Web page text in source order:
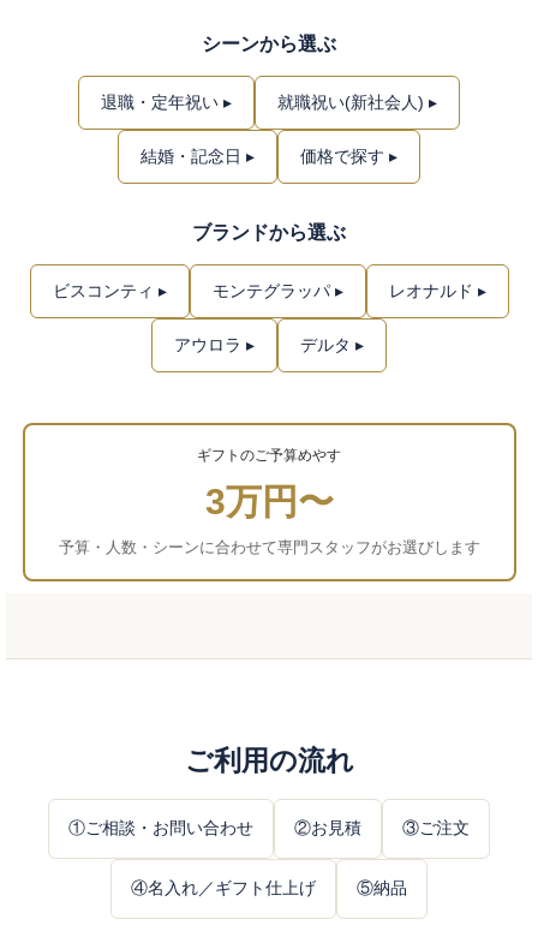
シーンから選ぶ
退職・定年祝い ▸ 就職祝い(新社会人) ▸
結婚・記念日 ▸ 価格で探す ▸
ブランドから選ぶ
ビスコンティ ▸ モンテグラッパ ▸ レオナルド ▸
アウロラ ▸ デルタ ▸
ギフトのご予算めやす
3万円〜
予算・人数・シーンに合わせて専門スタッフがお選びします
ご利用の流れ
①ご相談・お問い合わせ ②お見積 ③ご注文
④名入れ／ギフト仕上げ ⑤納品